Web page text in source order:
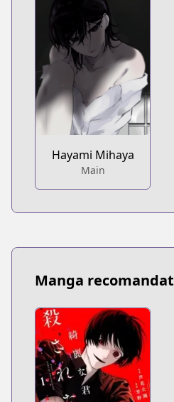
Hayami Mihaya
Main
Manga recomandat